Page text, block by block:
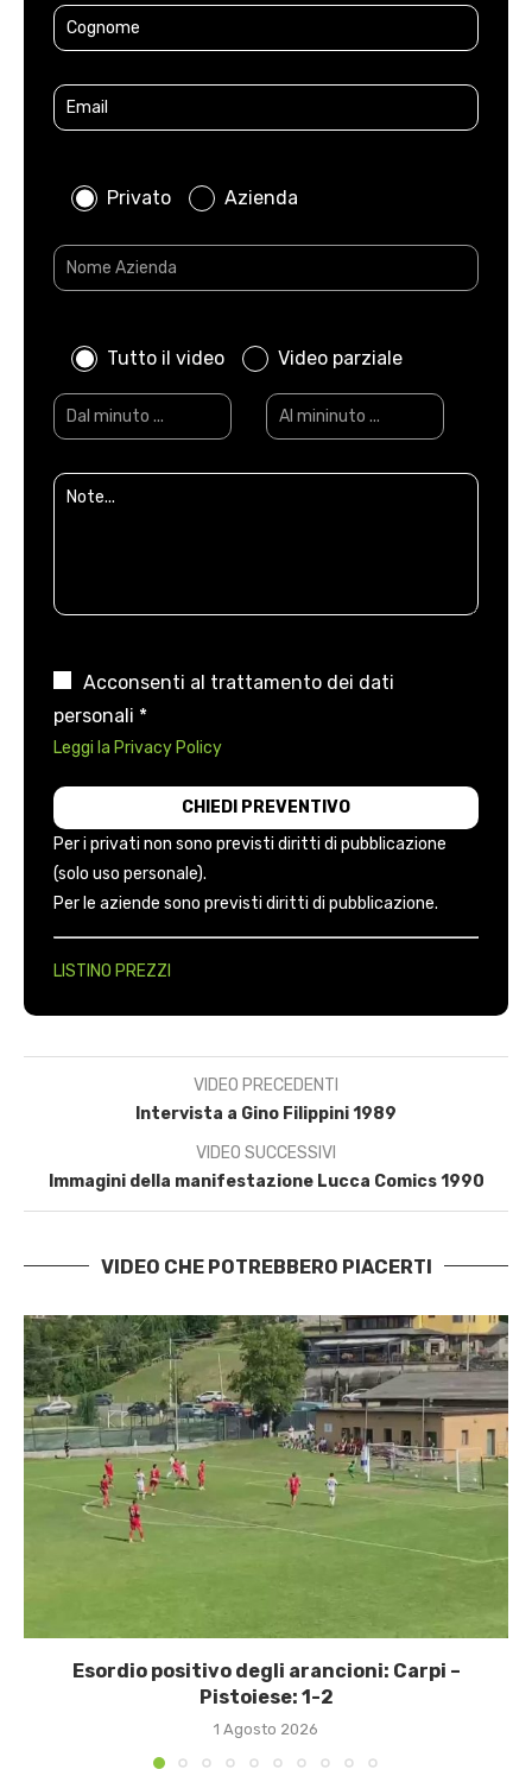
Privato Azienda
Tutto il video Video parziale
Acconsenti al trattamento dei dati
personali *
Leggi la Privacy Policy
Per i privati non sono previsti diritti di pubblicazione
(solo uso personale).
Per le aziende sono previsti diritti di pubblicazione.
LISTINO PREZZI
VIDEO PRECEDENTI
Intervista a Gino Filippini 1989
VIDEO SUCCESSIVI
Immagini della manifestazione Lucca Comics 1990
VIDEO CHE POTREBBERO PIACERTI
Esordio positivo degli arancioni: Carpi –
Pistoiese: 1-2
1 Agosto 2026